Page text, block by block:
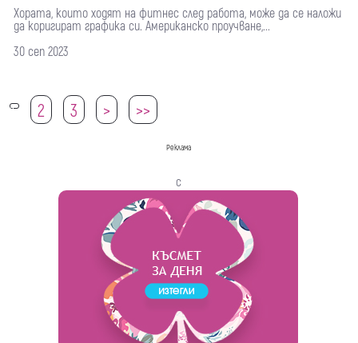
Хората, които ходят на фитнес след работа, може да се наложи
да коригират графика си. Американско проучване,...
30 сеп 2023
1 2 3 > >>
Реклама
с